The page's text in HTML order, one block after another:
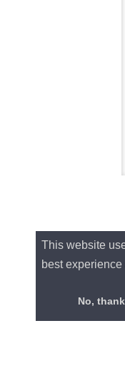
This website
best
No,